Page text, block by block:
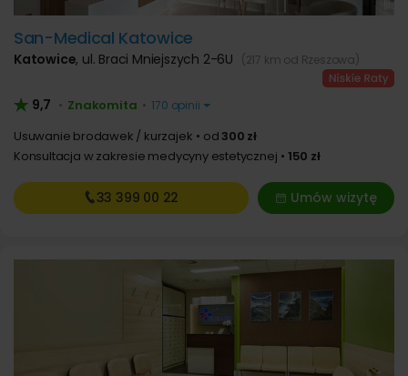
San-Medical Katowice
Katowice, ul. Braci Mniejszych 2-6U (217 km od Rzeszowa)
9,7 • Znakomita • 170 opinii
Usuwanie brodawek / kurzajek od 300 zł
Konsultacja w zakresie medycyny estetycznej
150 zł
Umów wizytę
33 399 00 22